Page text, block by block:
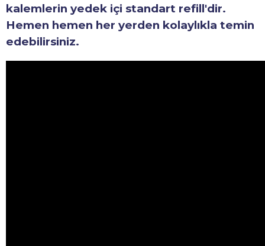
kalemlerin yedek içi standart refill'dir.
Hemen hemen her yerden kolaylıkla temin
edebilirsiniz.